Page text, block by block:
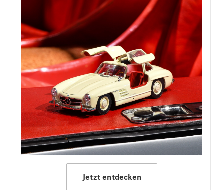
Jetzt entdecken